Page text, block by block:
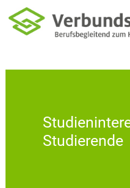
Studie­rende